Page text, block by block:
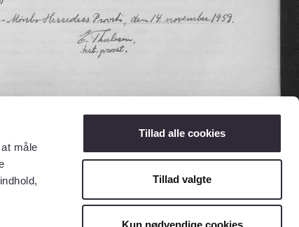
måle
Tillad alle cookies
Tillad valgte
Kun nødvendige cookies